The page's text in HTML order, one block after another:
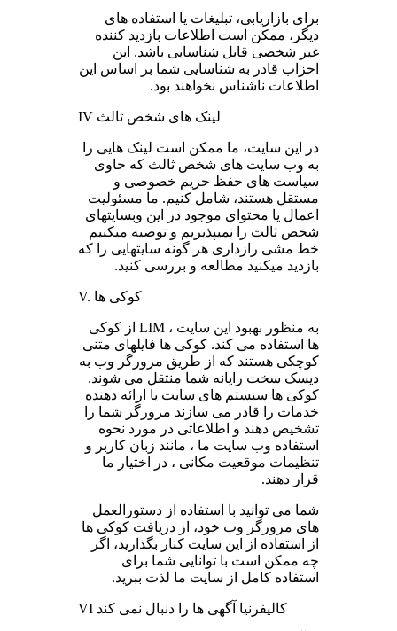
برای بازاریابی، تبلیغات یا استفاده های
دیگر، ممکن است اطلاعات بازدید کننده
غیر شخصی قابل شناسایی باشد. این
احزاب قادر به شناسایی شما بر اساس این
اطلاعات ناشناس نخواهند بود.
IV لینک های شخص ثالث
در این سایت، ما ممکن است لینک هایی را
به وب سایت های شخص ثالث که حاوی
سیاست های حفظ حریم خصوصی و
مستقل هستند، شامل کنیم. ما مسئولیت
اعمال یا محتوای موجود در این وبسایتهای
شخص ثالث را نمیپذیریم و توصیه میکنیم
خط مشی رازداری هر گونه سایتهایی را که
بازدید میکنید مطالعه و بررسی کنید.
V. کوکی ها
به منظور بهبود این سایت ، LIM از کوکی
ها استفاده می کند. کوکی ها فایلهای متنی
کوچکی هستند که از طریق مرورگر وب به
دیسک سخت رایانه شما منتقل می شوند.
کوکی ها سیستم های سایت یا ارائه دهنده
خدمات را قادر می سازند مرورگر شما را
تشخیص دهند و اطلاعاتی در مورد نحوه
استفاده وب سایت ما ، مانند زبان کاربر و
تنظیمات موقعیت مکانی ، در اختیار ما
قرار دهند.
شما می توانید با استفاده از دستورالعمل
های مرورگر وب خود، از دریافت کوکی ها
از استفاده از این سایت کنار بگذارید، اگر
چه ممکن است با توانایی شما برای
استفاده کامل از سایت ما لذت ببرید.
VI کالیفرنیا آگهی ها را دنبال نمی کند